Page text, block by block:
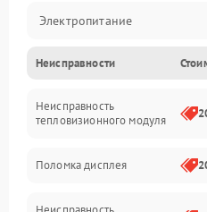
Электропитание
Измерения
Матрица
Неисправности
Неисправность
тепловизионного модуля
Поломка дисплея